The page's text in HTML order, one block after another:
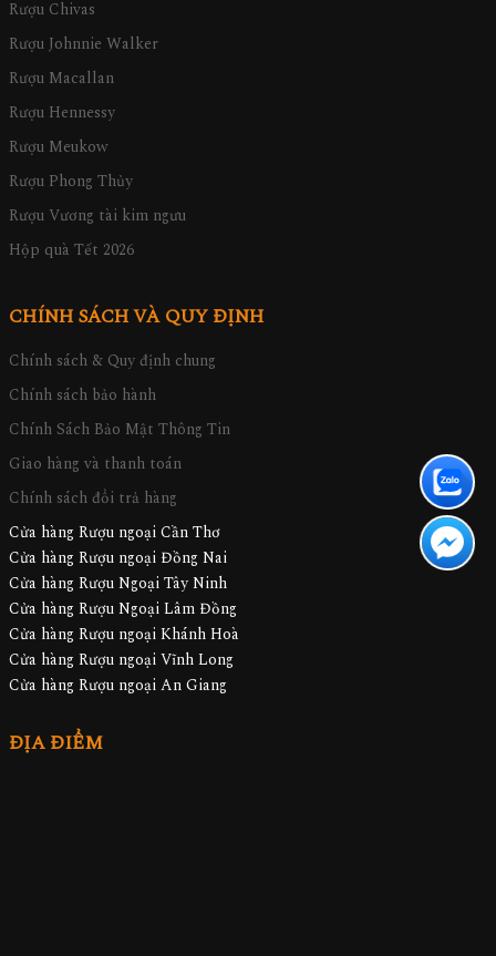
Rượu Chivas
Rượu Johnnie Walker
Rượu Macallan
Rượu Hennessy
Rượu Meukow
Rượu Phong Thủy
Rượu Vương tài kim ngưu
Hộp quà Tết 2026
CHÍNH SÁCH VÀ QUY ĐỊNH
Chính sách & Quy định chung
Chính sách bảo hành
Chính Sách Bảo Mật Thông Tin
Giao hàng và thanh toán
Chính sách đổi trả hàng
Cửa hàng Rượu ngoại Cần Thơ
Cửa hàng Rượu ngoại Đồng Nai
Cửa hàng Rượu Ngoại Tây Ninh
Cửa hàng Rượu Ngoại Lâm Đồng
Cửa hàng Rượu ngoại Khánh Hoà
Cửa hàng Rượu ngoại Vĩnh Long
Cửa hàng Rượu ngoại An Giang
ĐỊA ĐIỂM